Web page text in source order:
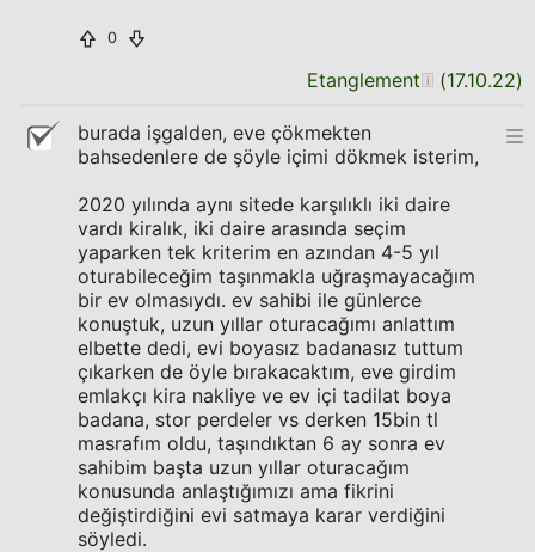
0
Etanglement (17.10.22)
burada işgalden, eve çökmekten
bahsedenlere de şöyle içimi dökmek isterim,
2020 yılında aynı sitede karşılıklı iki daire
vardı kiralık, iki daire arasında seçim
yaparken tek kriterim en azından 4-5 yıl
oturabileceğim taşınmakla uğraşmayacağım
bir ev olmasıydı. ev sahibi ile günlerce
konuştuk, uzun yıllar oturacağımı anlattım
elbette dedi, evi boyasız badanasız tuttum
çıkarken de öyle bırakacaktım, eve girdim
emlakçı kira nakliye ve ev içi tadilat boya
badana, stor perdeler vs derken 15bin tl
masrafım oldu, taşındıktan 6 ay sonra ev
sahibim başta uzun yıllar oturacağım
konusunda anlaştığımızı ama fikrini
değiştirdiğini evi satmaya karar verdiğini
söyledi.